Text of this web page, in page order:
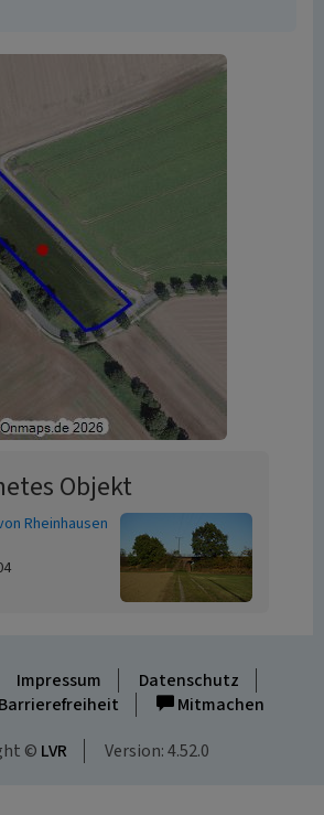
Objekt
Rheinhausen
Impressum
Datenschutz
Mitmachen
© LVR Version: 4.52.0